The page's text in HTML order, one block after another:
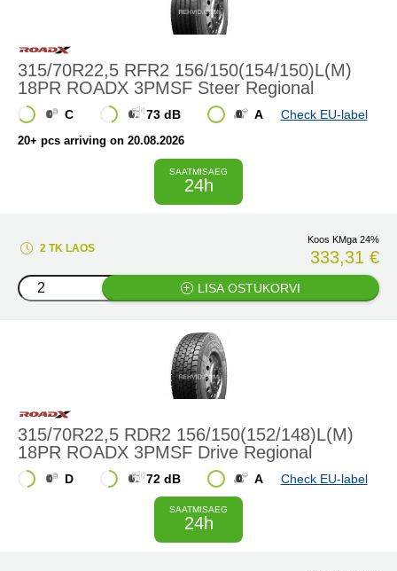
315/70R22,5 RFR2 156/150(154/150)L(M)
18PR ROADX 3PMSF Steer Regional
C 73 dB A Check EU-label
20+ pcs arriving on 20.08.2026
SAATMISAEG
24h
2 TK LAOS
Koos KMga 24%
333,31 €
LISA OSTUKORVI
315/70R22,5 RDR2 156/150(152/148)L(M)
18PR ROADX 3PMSF Drive Regional
D 72 dB A Check EU-label
SAATMISAEG
24h